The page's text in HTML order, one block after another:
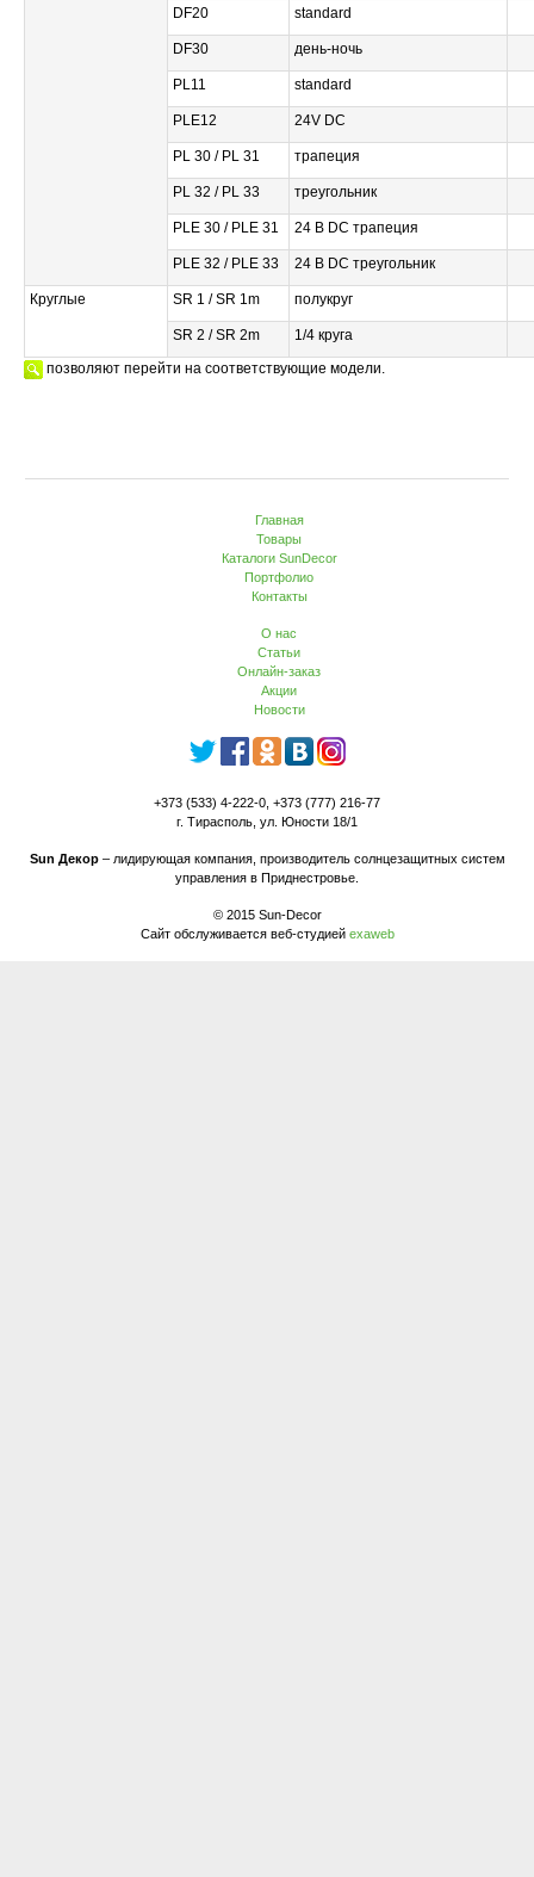
DF20 standard
DF30 день-ночь
PL11 standard
PLE12 24V DC
PL 30 / PL 31 трапеция
PL 32 / PL 33 треугольник
PLE 30 / PLE 31 24 В DC трапеция
PLE 32 / PLE 33 24 В DC треугольник
Круглые SR 1 / SR 1m полукруг
SR 2 / SR 2m
1/4 круга
позволяют перейти на соответствующие модели.
Главная
Товары
Каталоги SunDecor
Портфолио
Контакты
О нас
Статьи
Онлайн-заказ
Акции
Новости
+373 (533) 4-222-0, +373 (777) 216-77
г. Тирасполь, ул. Юности 18/1
Sun Декор– лидирующая компания, производитель солнцезащитных систем
управления в Приднестровье.
© 2015 Sun-Decor
Сайт обслуживается веб-студией exaweb